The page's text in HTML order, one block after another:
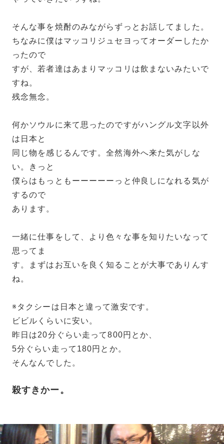
そんな事を焼酎のみながらずっとお話してました。
ちなみに僕はマッコリジュセヨってオーダーしたか
ったので
すが、若者達はあまりマッコリは飲まないみたいで
すね。
残念無念。
何かソウルに来て思ったのですがハングル文字以外
は日本と
同じ物を感じるんです。全然海外へ来た気がしな
い。きっと
僕らはもっともーーーーーっと仲良しになれる気が
するので
あります。
一緒に仕事をして、より色々な事を知りたいなって
思ってま
す。まずはお互いを良く知ることが大事でありんす
ね。
※タクシーは日本と違って激安です。
ビビルくらいに安い。
昨日は20分ぐらい走って800円とか、
5分ぐらい走って180円とか。
そんなんでした。
殺すきかー。